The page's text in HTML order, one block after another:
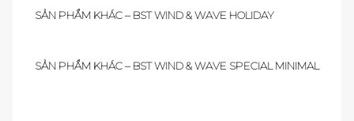
SẢN PHẨM KHÁC – BST WIND & WAVE HOLIDAY
SẢN PHẨM KHÁC – BST WIND & WAVE SPECIAL MINIMAL